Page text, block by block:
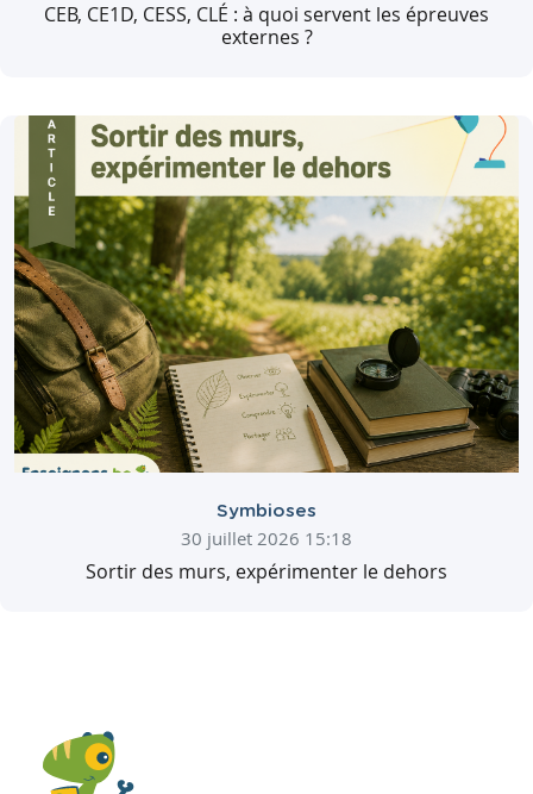
CEB, CE1D, CESS, CLÉ : à quoi servent les épreuves
externes ?
Symbioses
30 juillet 2026 15:18
Sortir des murs, expérimenter le dehors